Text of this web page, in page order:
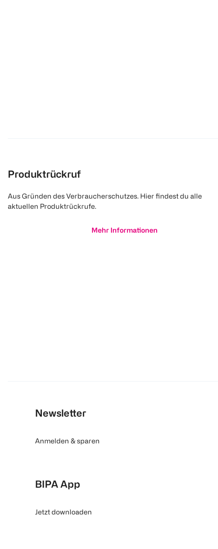
Produktrückruf
Aus Gründen des Verbraucherschutzes. Hier findest du alle
aktuellen Produktrückrufe.
Mehr Informationen
Newsletter
Anmelden & sparen
BIPA App
Jetzt downloaden